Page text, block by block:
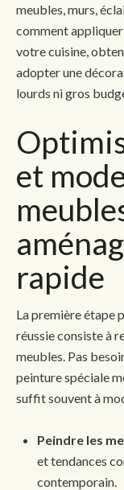
meubles, murs,
comment
votre cuisine,
adopter une
lourds ni gros
et
rapide
La première étape
réussie consiste à
meubles. Pas
peinture spéciale
suffit souvent à
Peindre les
et tendances
contemporain.